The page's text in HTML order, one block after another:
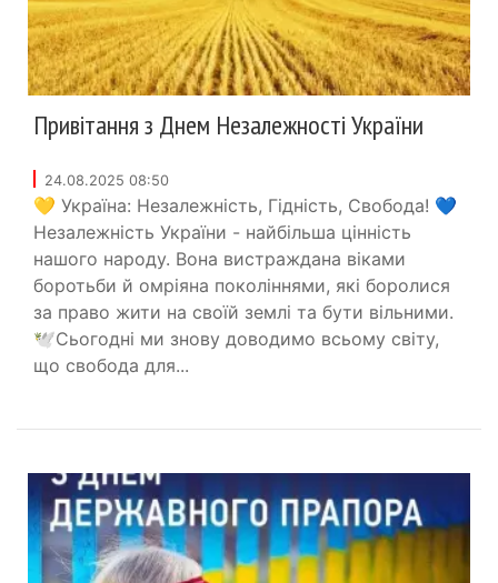
Привітання з Днем Незалежності України
24.08.2025 08:50
💛 Україна: Незалежність, Гідність, Свобода! 💙
Незалежність України - найбільша цінність
нашого народу. Вона вистраждана віками
боротьби й омріяна поколіннями, які боролися
за право жити на своїй землі та бути вільними.
🕊Сьогодні ми знову доводимо всьому світу,
що свобода для...